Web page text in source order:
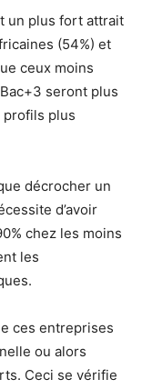
un plus fort attrait
(54%) et
ceux moins
seront plus
profils plus
décrocher un
d’avoir
chez les moins
les
ces entreprises
ou alors
Ceci se vérifie